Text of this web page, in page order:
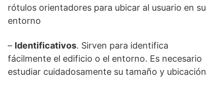
rótulos orientadores para ubicar al usuario en su
entorno
– Identificativos. Sirven para identifica
fácilmente el edificio o el entorno. Es necesario
estudiar cuidadosamente su tamaño y ubicación